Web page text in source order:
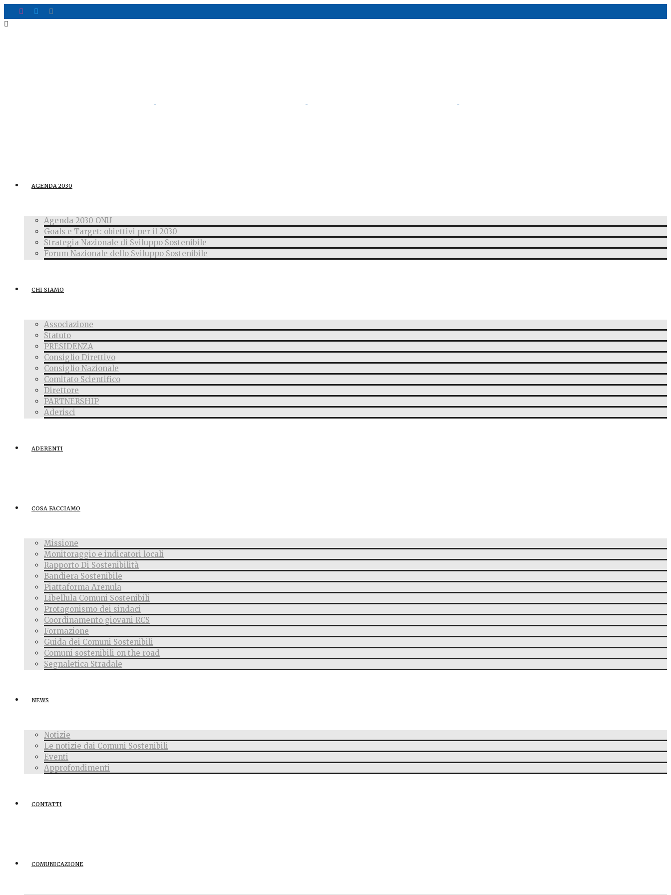
AGENDA 2030
Agenda 2030 ONU
Goals e Target: obiettivi per il 2030
Strategia Nazionale di Sviluppo Sostenibile
Forum Nazionale dello Sviluppo Sostenibile
CHI SIAMO
Associazione
Statuto
PRESIDENZA
Consiglio Direttivo
Consiglio Nazionale
Comitato Scientifico
Direttore
PARTNERSHIP
Aderisci
ADERENTI
COSA FACCIAMO
Missione
Monitoraggio e indicatori locali
Rapporto Di Sostenibilità
Bandiera Sostenibile
Piattaforma Arenula
Libellula Comuni Sostenibili
Protagonismo dei sindaci
Coordinamento giovani RCS
Formazione
Guida dei Comuni Sostenibili
Comuni sostenibili on the road
Segnaletica Stradale
NEWS
Notizie
Le notizie dai Comuni Sostenibili
Eventi
Approfondimenti
CONTATTI
COMUNICAZIONE